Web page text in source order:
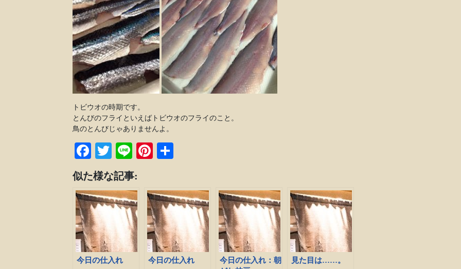
トビウオの時期です。
とんびのフライといえばトビウオのフライのこと。
鳥のとんびじゃありませんよ。
Facebook
TwitterLinePinterest
似た様な記事:
今日の仕入れ 今日の仕入れ
今日の仕入れ：朝
見た目は……。